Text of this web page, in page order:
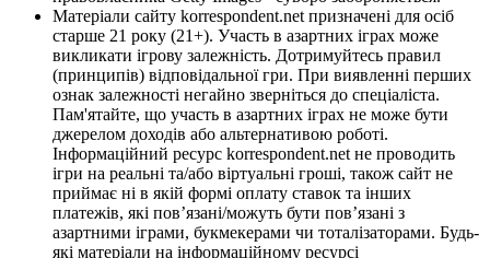
Матеріали сайту korrespondent.net призначені для осіб
старше 21 року (21+). Участь в азартних іграх може
викликати ігрову залежність. Дотримуйтесь правил
(принципів) відповідальної гри. При виявленні перших
ознак залежності негайно зверніться до спеціаліста.
Пам'ятайте, що участь в азартних іграх не може бути
джерелом доходів або альтернативою роботі.
Інформаційний ресурс korrespondent.net не проводить
ігри на реальні та/або віртуальні гроші, також сайт не
приймає ні в якій формі оплату ставок та інших
платежів, які пов’язані/можуть бути пов’язані з
азартними іграми, букмекерами чи тоталізаторами. Будь-
які матеріали на інформаційному ресурсі